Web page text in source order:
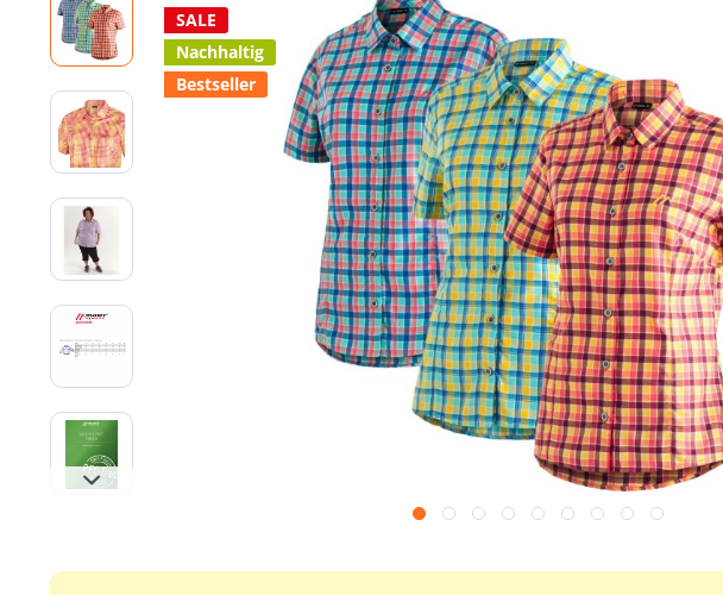
SALE
Nachhaltig
Bestseller